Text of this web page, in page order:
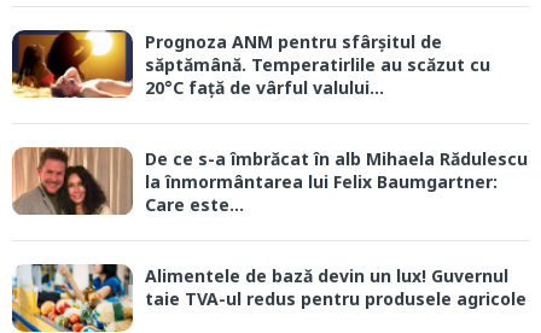
Prognoza ANM pentru sfârșitul de
săptămână. Temperatirlile au scăzut cu
20°C față de vârful valului...
De ce s-a îmbrăcat în alb Mihaela Rădulescu
la înmormântarea lui Felix Baumgartner:
Care este...
Alimentele de bază devin un lux! Guvernul
taie TVA-ul redus pentru produsele agricole